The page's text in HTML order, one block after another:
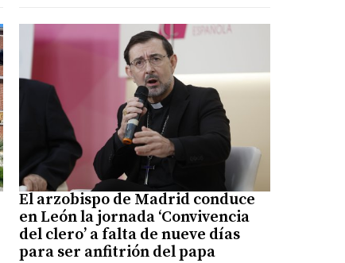
El arzobispo de Madrid conduce
en León la jornada ‘Convivencia
del clero’ a falta de nueve días
para ser anfitrión del papa